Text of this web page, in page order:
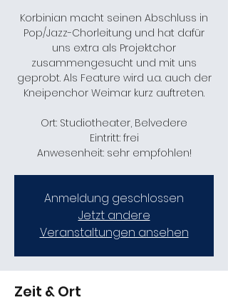
Korbinian macht seinen Abschluss in
Pop/Jazz-Chorleitung und hat dafür
uns extra als Projektchor
zusammengesucht und mit uns
geprobt. Als Feature wird u.a. auch der
Kneipenchor Weimar kurz auftreten.
Ort: Studiotheater, Belvedere
Eintritt: frei
Anwesenheit: sehr empfohlen!
Anmeldung geschlossen
Jetzt andere
Veranstaltungen ansehen
Zeit & Ort